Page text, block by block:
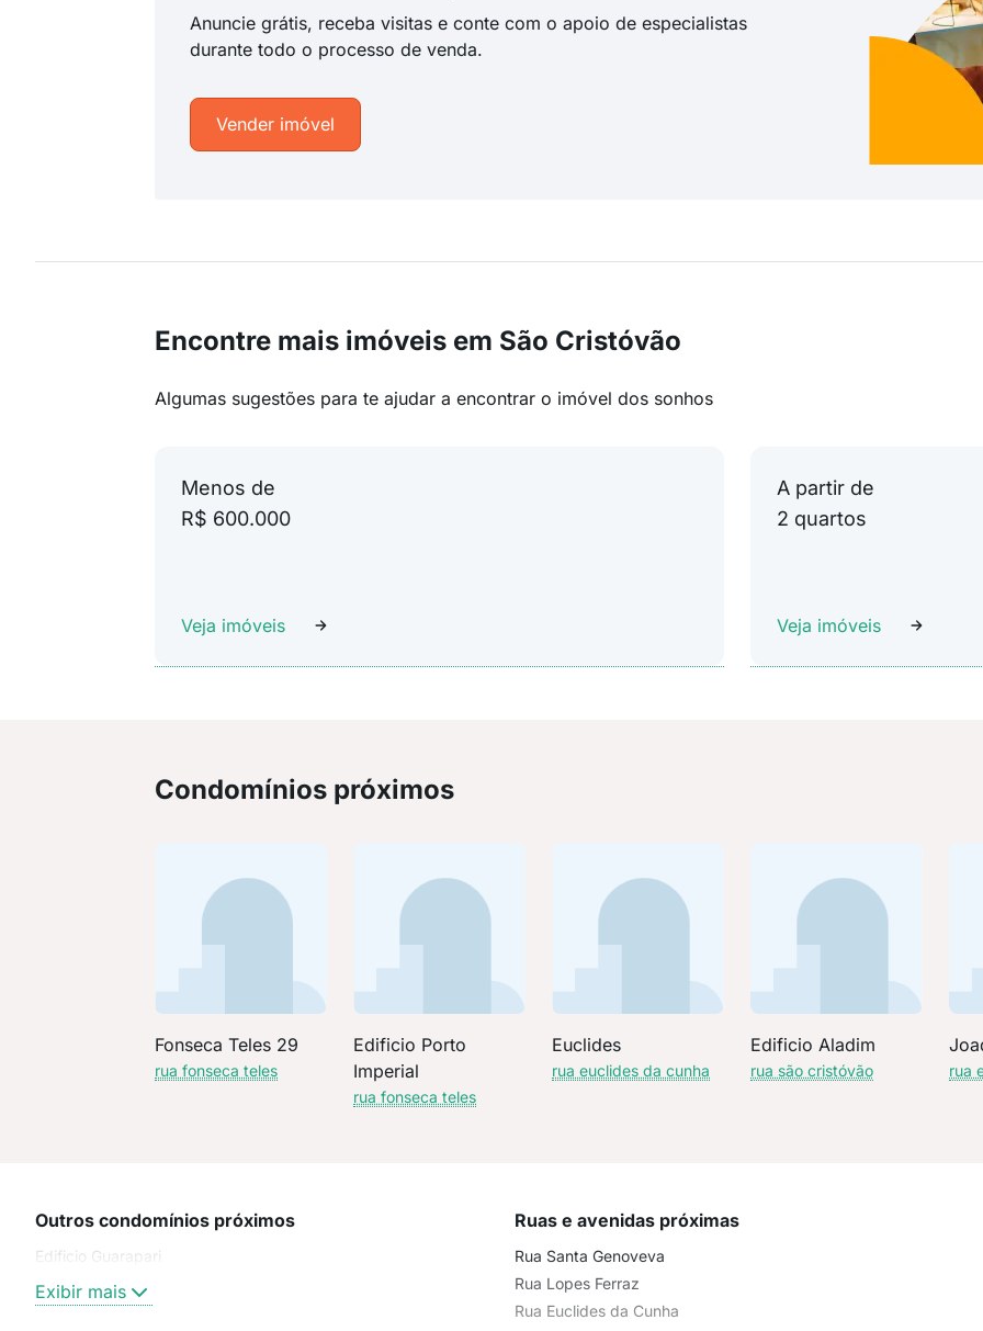
Anuncie grátis, receba visitas e conte com o apoio de especialistas
durante todo o processo de venda.
Vender imóvel
Encontre mais imóveis em São Cristóvão
Algumas sugestões para te ajudar a encontrar o imóvel dos sonhos
Menos de
R$ 600.000
Veja imóveis
A partir de
2 quartos
Veja imóveis
Condomínios próximos
Fonseca Teles 29
rua fonseca teles
Edificio Porto
Imperial
rua fonseca teles
Euclides
rua euclides da cunha
Edificio Aladim
rua são cristóvão rua
Outros condomínios próximos
Edificio Guarapari
Exibir mais
Ruas e avenidas próximas
Rua Santa Genoveva
Rua Lopes Ferraz
Rua Euclides da Cunha